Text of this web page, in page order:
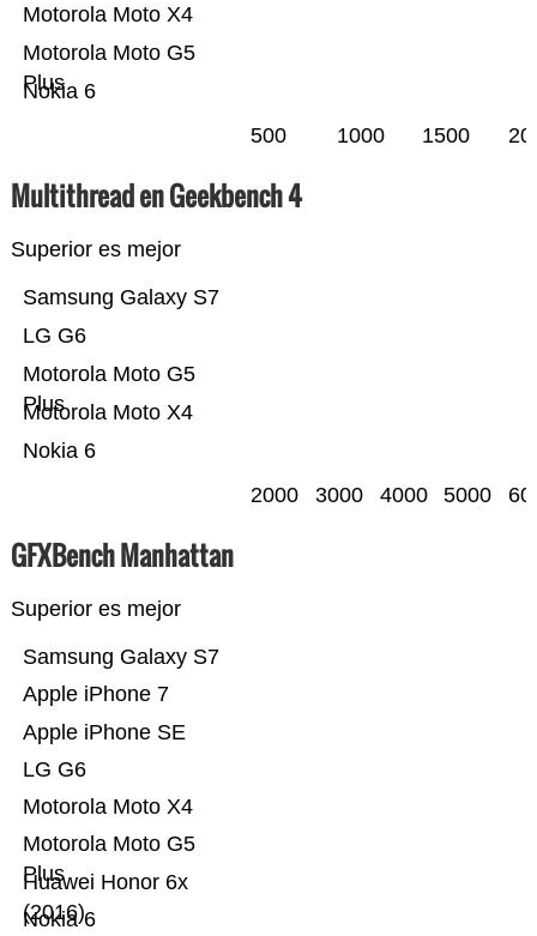
Nokia 6
Motorola Moto G5
Plus
Motorola Moto X4
500 1000 1500
Multithread en Geekbench 4
Superior es mejor
Nokia 6
Motorola Moto X4
Motorola Moto G5
Plus
LG G6
Samsung Galaxy S7
2000 3000 4000 5000
GFXBench Manhattan
Superior es mejor
Nokia 6
Huawei Honor 6x
(2016)
Motorola Moto G5
Plus
Motorola Moto X4
LG G6
Apple iPhone SE
Apple iPhone 7
Samsung Galaxy S7